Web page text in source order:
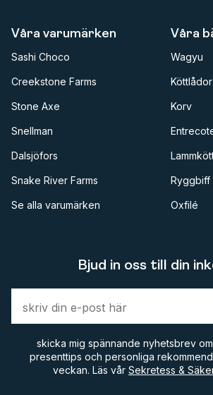
Bjud in oss till din
skicka mig spännande nyhetsbrev
presenttips och personliga
veckan. Läs vår Sekretess &
Våra varumärken
Sashi Choco
Creekstone Farms
Stone Axe
Snellman
Dalsjöfors
Snake River Farms
Se alla varumärken
Våra
Wagyu
Köttlådor
Korv
Ryggbiff
Oxfilé